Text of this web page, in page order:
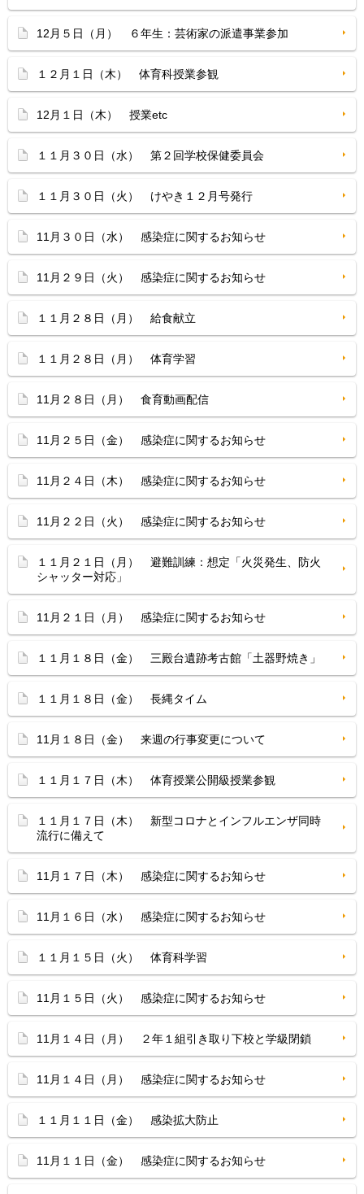
12月５日（月） ６年生：芸術家の派遣事業参加
１２月１日（木） 体育科授業参観
12月１日（木） 授業etc
１１月３０日（水） 第２回学校保健委員会
１１月３０日（火） けやき１２月号発行
11月３０日（水） 感染症に関するお知らせ
11月２９日（火） 感染症に関するお知らせ
１１月２８日（月） 給食献立
１１月２８日（月） 体育学習
11月２８日（月） 食育動画配信
11月２５日（金） 感染症に関するお知らせ
11月２４日（木） 感染症に関するお知らせ
11月２２日（火） 感染症に関するお知らせ
１１月２１日（月） 避難訓練：想定「火災発生、防火
シャッター対応」
11月２１日（月） 感染症に関するお知らせ
１１月１８日（金） 三殿台遺跡考古館「土器野焼き」
１１月１８日（金） 長縄タイム
11月１８日（金） 来週の行事変更について
１１月１７日（木） 体育授業公開級授業参観
１１月１７日（木） 新型コロナとインフルエンザ同時
流行に備えて
11月１７日（木） 感染症に関するお知らせ
11月１６日（水） 感染症に関するお知らせ
１１月１５日（火） 体育科学習
11月１５日（火） 感染症に関するお知らせ
11月１４日（月） ２年１組引き取り下校と学級閉鎖
11月１４日（月） 感染症に関するお知らせ
１１月１１日（金） 感染拡大防止
11月１１日（金） 感染症に関するお知らせ